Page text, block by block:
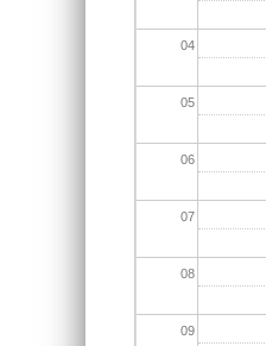
04
05
06
07
08
09